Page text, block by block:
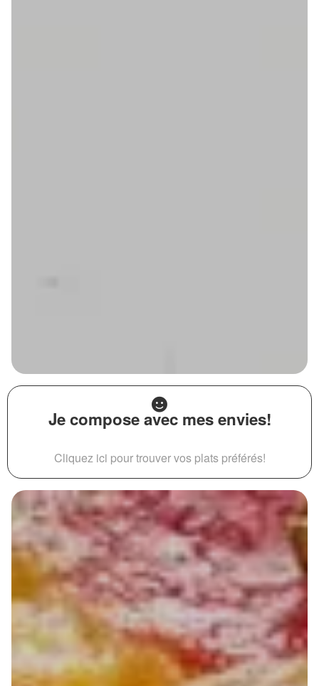
Je compose avec mes envies!
Cliquez ici pour trouver vos plats préférés!